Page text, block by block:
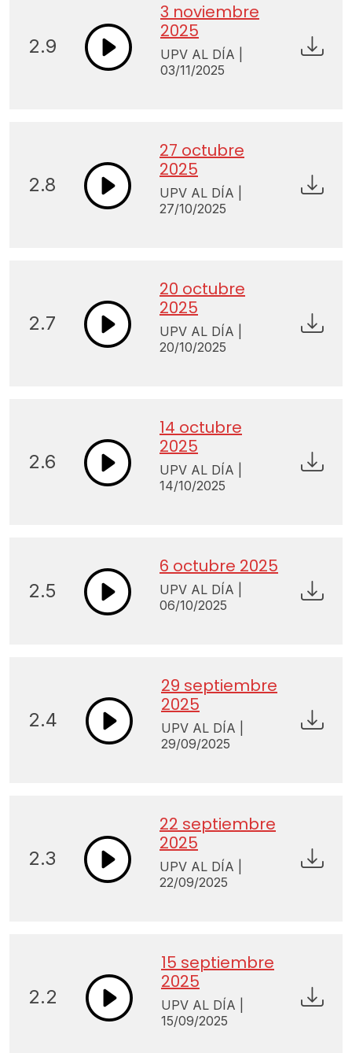
2.9
3 noviembre
2025
UPV AL DÍA |
03/11/2025
2.8
27 octubre
2025
UPV AL DÍA |
27/10/2025
2.7
20 octubre
2025
UPV AL DÍA |
20/10/2025
2.6
14 octubre
2025
UPV AL DÍA |
14/10/2025
2.5
6 octubre 2025
UPV AL DÍA |
06/10/2025
2.4
29 septiembre
2025
UPV AL DÍA |
29/09/2025
2.3
22 septiembre
2025
UPV AL DÍA |
22/09/2025
2.2
15 septiembre
2025
UPV AL DÍA |
15/09/2025